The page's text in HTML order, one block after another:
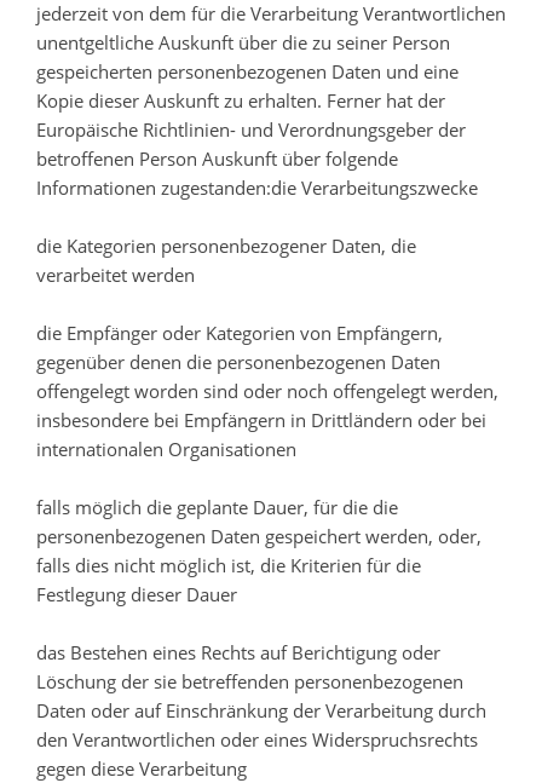
jederzeit von dem für die Verarbeitung Verantwortlichen
unentgeltliche Auskunft über die zu seiner Person
gespeicherten personenbezogenen Daten und eine
Kopie dieser Auskunft zu erhalten. Ferner hat der
Europäische Richtlinien- und Verordnungsgeber der
betroffenen Person Auskunft über folgende
Informationen zugestanden:die Verarbeitungszwecke
die Kategorien personenbezogener Daten, die
verarbeitet werden
die Empfänger oder Kategorien von Empfängern,
gegenüber denen die personenbezogenen Daten
offengelegt worden sind oder noch offengelegt werden,
insbesondere bei Empfängern in Drittländern oder bei
internationalen Organisationen
falls möglich die geplante Dauer, für die die
personenbezogenen Daten gespeichert werden, oder,
falls dies nicht möglich ist, die Kriterien für die
Festlegung dieser Dauer
das Bestehen eines Rechts auf Berichtigung oder
Löschung der sie betreffenden personenbezogenen
Daten oder auf Einschränkung der Verarbeitung durch
den Verantwortlichen oder eines Widerspruchsrechts
gegen diese Verarbeitung